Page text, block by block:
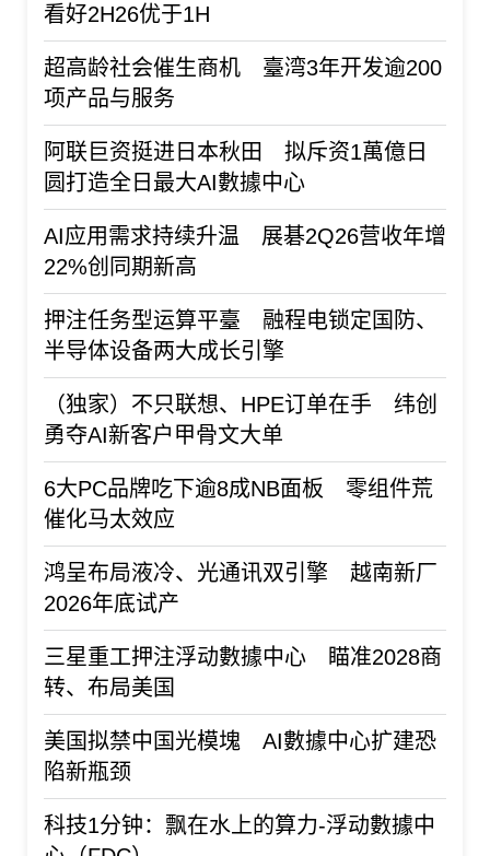
看好2H26优于1H
超高龄社会催生商机 臺湾3年开发逾200
项产品与服务
阿联巨资挺进日本秋田 拟斥资1萬億日
圆打造全日最大AI數據中心
AI应用需求持续升温 展碁2Q26营收年增
22%创同期新高
押注任务型运算平臺 融程电锁定国防、
半导体设备两大成长引擎
（独家）不只联想、HPE订单在手 纬创
勇夺AI新客户甲骨文大单
6大PC品牌吃下逾8成NB面板 零组件荒
催化马太效应
鸿呈布局液冷、光通讯双引擎 越南新厂
2026年底试产
三星重工押注浮动數據中心 瞄准2028商
转、布局美国
美国拟禁中国光模塊 AI數據中心扩建恐
陷新瓶颈
科技1分钟：飘在水上的算力-浮动數據中